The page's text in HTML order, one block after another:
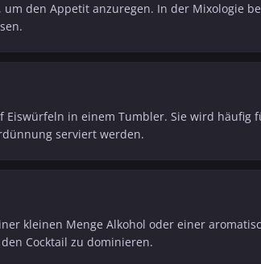
um den Appetit anzuregen. In der Mixologie
Eiswürfeln in einem Tumbler. Sie wird häufig
serviert werden.
kleinen Menge Alkohol oder einer
Cocktail zu dominieren.